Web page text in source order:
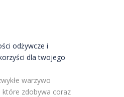
odżywcze i
dla twojego
warzywo
które zdobywa coraz